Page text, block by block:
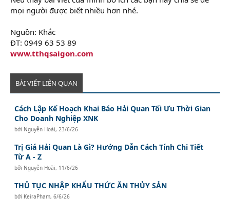
mọi người được biết nhiều hơn nhé.
Nguồn: Khắc
ĐT: 0949 63 53 89
www.tthqsaigon.com
BÀI VIẾT LIÊN QUAN
Cách Lập Kế Hoạch Khai Báo Hải Quan Tối Ưu Thời Gian
Cho Doanh Nghiệp XNK
bởi Nguyễn Hoài, 23/6/26
Trị Giá Hải Quan Là Gì? Hướng Dẫn Cách Tính Chi Tiết
Từ A - Z
bởi Nguyễn Hoài, 11/6/26
THỦ TỤC NHẬP KHẨU THỨC ĂN THỦY SẢN
bởi KeiraPham,6/6/26